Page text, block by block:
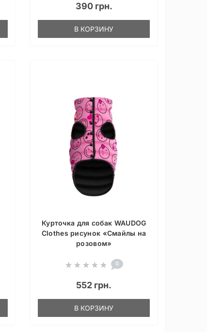
390 грн.
В КОРЗИНУ
Курточка для собак WAUDOG
Clothes рисунок «Смайлы на
розовом»
0
552 грн.
В КОРЗИНУ